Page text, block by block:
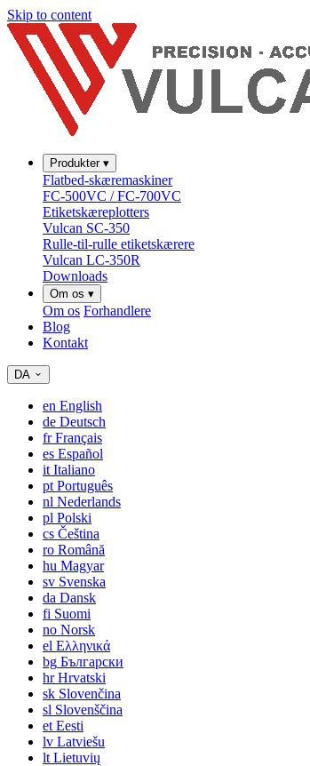
Skip to content
Produkter ▾
Flatbed-skæremaskiner
FC-500VC / FC-700VC
Etiketskæreplotters
Vulcan SC-350
Rulle-til-rulle etiketskærere
Vulcan LC-350R
Downloads
Om os ▾
Om os Forhandlere
Blog
Kontakt
DA
en English
de Deutsch
frFrançais
es Español
it Italiano
pt Português
nl Nederlands
pl Polski
cs Čeština
ro Română
hu Magyar
sv Svenska
da Dansk
fi Suomi
no Norsk
el Ελληνικά
bg Български
hrHrvatski
sk Slovenčina
sl Slovenščina
et Eesti
lv Latviešu
lt Lietuvių